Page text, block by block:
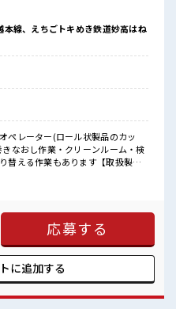
だけど、
していきましょう！
本線、えちごトキめき鉄道妙高はね
ペレーター(ロール状製品のカッ
なおし作業・クリーンルーム・検
替える作業もあります【取扱製品
が充
経験OKの仕事≫ 新しいことにチ
ど、 しっかり働く環境が整ってい
ステップUP目指していきましょ
案≫ 一人で悩まず気軽に相談でき
場にはロッカー完備！ 私物の置き
応募する
に追加する